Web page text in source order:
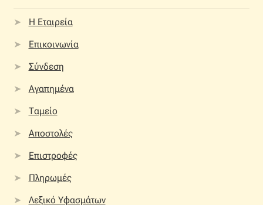
Η Εταιρεία
Επικοινωνία
Σύνδεση
Αγαπημένα
Ταμείο
Αποστολές
Επιστροφές
Πληρωμές
Λεξικό Υφασμάτων